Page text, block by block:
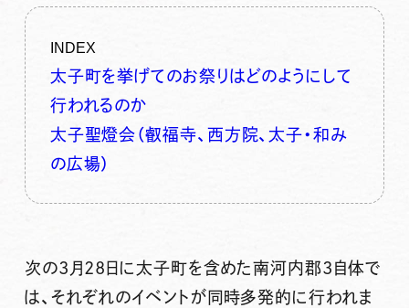
INDEX
太子町を挙げてのお祭りはどのようにして
行われるのか
太子聖燈会（叡福寺、西方院、太子・和み
の広場）
次の3月28日に太子町を含めた南河内郡3自体で
は、それぞれのイベントが同時多発的に行われま